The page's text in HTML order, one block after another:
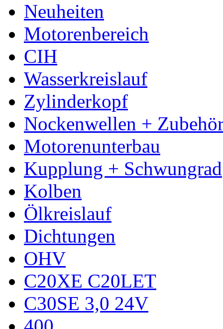
Neuheiten
Motorenbereich
CIH
Wasserkreislauf
Zylinderkopf
Nockenwellen +
Motorenunterbau
Kupplung + Schwungrad
Kolben
Ölkreislauf
Dichtungen
OHV
C20XE C20LET
C30SE 3,0 24V